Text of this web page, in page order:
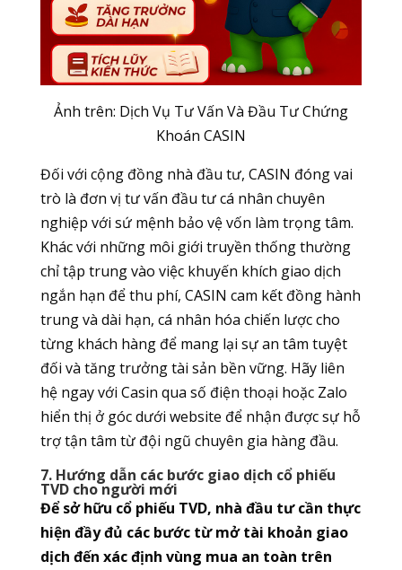
Ảnh trên: Dịch Vụ Tư Vấn Và Đầu Tư Chứng
Khoán CASIN
Đối với cộng đồng nhà đầu tư, CASIN đóng vai
trò là đơn vị tư vấn đầu tư cá nhân chuyên
nghiệp với sứ mệnh bảo vệ vốn làm trọng tâm.
Khác với những môi giới truyền thống thường
chỉ tập trung vào việc khuyến khích giao dịch
ngắn hạn để thu phí, CASIN cam kết đồng hành
trung và dài hạn, cá nhân hóa chiến lược cho
từng khách hàng để mang lại sự an tâm tuyệt
đối và tăng trưởng tài sản bền vững. Hãy liên
hệ ngay với Casin qua số điện thoại hoặc Zalo
hiển thị ở góc dưới website để nhận được sự hỗ
trợ tận tâm từ đội ngũ chuyên gia hàng đầu.
7. Hướng dẫn các bước giao dịch cổ phiếu
TVD cho người mới
Để sở hữu cổ phiếu TVD, nhà đầu tư cần thực
hiện đầy đủ các bước từ mở tài khoản giao
dịch đến xác định vùng mua an toàn trên